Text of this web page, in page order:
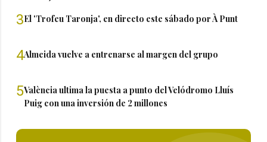
3El 'Trofeu Taronja', en directo este sábado por À Punt
4Almeida vuelve a entrenarse al margen del grupo
5València ultima la puesta a punto del Velódromo Lluís
Puig con una inversión de 2 millones